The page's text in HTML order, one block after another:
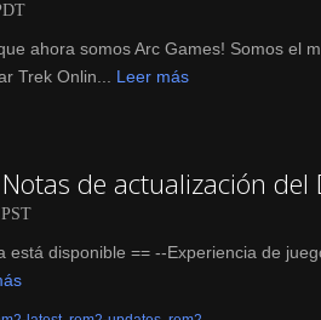
ahora somos Arc Games! Somos
Trek Onlin... Leer más
de actualización del
está disponible == --Experiencia de